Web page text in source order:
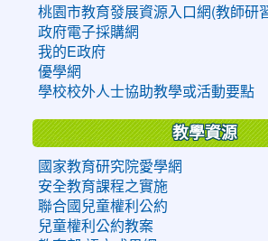
桃園市教育發展資源入口網(教師研
政府電子採購網
我的E政府
優學網
學校校外人士協助教學或活動要點
教學資源
國家教育研究院愛學網
安全教育課程之實施
聯合國兒童權利公約
兒童權利公約教案